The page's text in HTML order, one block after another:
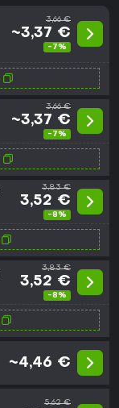
3,66 €
~3,37 €
-7%
3,66 €
~3,37 €
-7%
3,83 €
3,52 €
-8%
3,83 €
3,52 €
-8%
~4,46 €
5,62 €